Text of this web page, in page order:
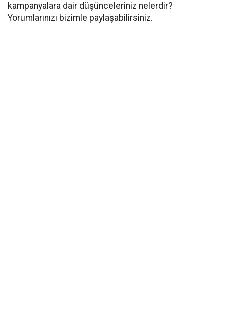
kampanyalara dair düşünceleriniz nelerdir?
Yorumlarınızı bizimle paylaşabilirsiniz.